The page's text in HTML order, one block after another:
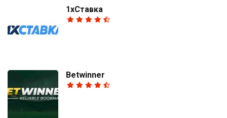
1хСтавка
Betwinner